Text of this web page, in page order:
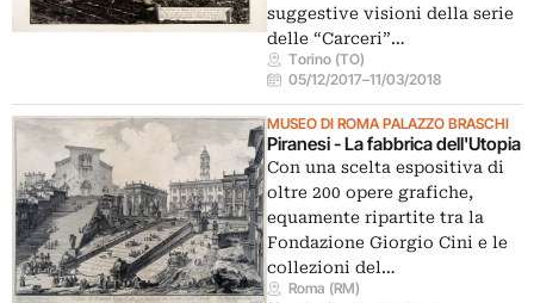
suggestive visioni della serie
delle “Carceri”…
Torino (TO)
05/12/2017–11/03/2018
MUSEO DI ROMA PALAZZO BRASCHI
Piranesi - La fabbrica dell'Utopia
Con una scelta espositiva di
oltre 200 opere grafiche,
equamente ripartite tra la
Fondazione Giorgio Cini e le
collezioni del…
Roma (RM)